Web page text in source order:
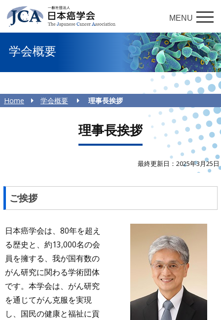
MENU
学会概要
Home 学会概要 理事長挨拶
理事長挨拶
最終更新日：2025年3月25日
ご挨拶
日本癌学会は、80年を超え
る歴史と、約13,000名の会
員を擁する、我が国有数の
がん研究に関わる学術団体
です。本学会は、がん研究
を通じてがん克服を実現
し、国民の健康と福祉に貢